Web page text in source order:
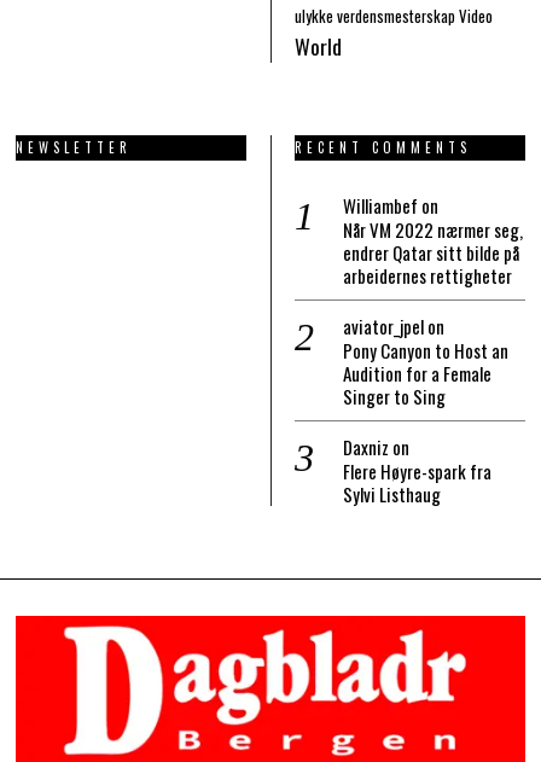
ulykke verdensmesterskapVideo
World
NEWSLETTER RECENT COMMENTS
Williambef on
Når VM 2022 nærmer seg,
endrer Qatar sitt bilde på
arbeidernes rettigheter
aviator_jpelon
Pony Canyon to Host an
Audition for a Female
Singer to Sing
Daxniz on
Flere Høyre-spark fra
Sylvi Listhaug